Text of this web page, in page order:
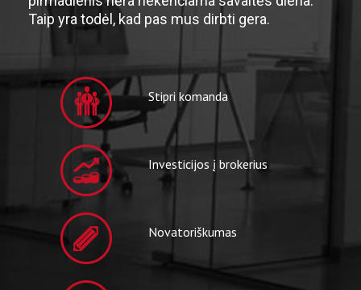
Taip yra todėl, kad pas mus dirbti gera.
Stipri komanda
Investicijos į brokerius
Novatoriškumas